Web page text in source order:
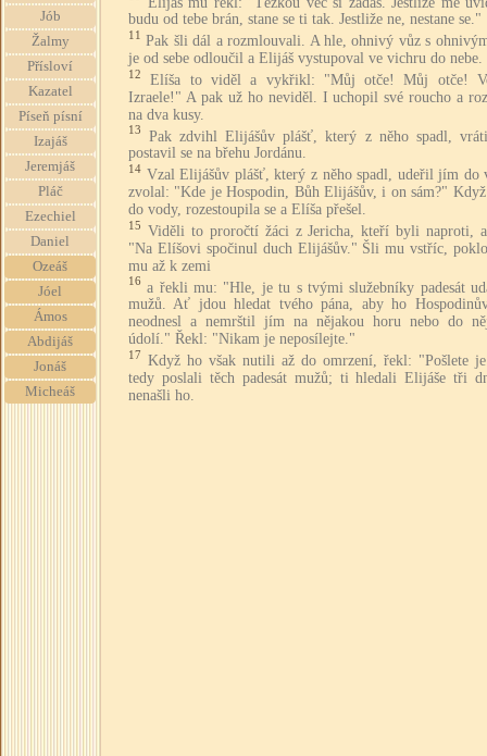
Jób
Žalmy
Přísloví
Kazatel
Píseň písní
Izajáš
Jeremjáš
Pláč
Ezechiel
Daniel
Ozeáš
Jóel
Ámos
Abdijáš
Jonáš
Micheáš
budu od tebe brán, stane se ti tak. Jestliže ne, nestane se."
11
Pak šli dál a rozmlouvali. A hle, ohnivý vůz s
je od sebe odloučil a Elijáš vystupoval ve vichru do nebe.
12
Elíša to viděl a vykřikl: "Můj otče! Můj otče!
Izraele!" A pak už ho neviděl. I uchopil své roucho a
na dva kusy.
13
Pak zdvihl Elijášův plášť, který z něho spadl,
postavil se na břehu Jordánu.
14 Vzal Elijášův plášť, který z něho spadl, udeřil jím do
zvolal: "Kde je Hospodin, Bůh Elijášův, i on sám?"
do vody, rozestoupila se a Elíša přešel.
15 Viděli to proročtí žáci z Jericha, kteří byli naproti,
"Na Elíšovi spočinul duch Elijášův." Šli mu vstříc,
mu až k zemi
16 a řekli mu: "Hle, je tu s tvými služebníky padesát
mužů. Ať jdou hledat tvého pána, aby ho
neodnesl a nemrštil jím na nějakou horu nebo do
údolí." Řekl: "Nikam je neposílejte."
17 Když ho však nutili až do omrzení, řekl: "Pošlete
tedy poslali těch padesát mužů; ti hledali Elijáše tři
nenašli ho.